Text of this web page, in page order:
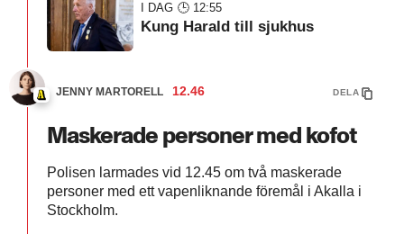
I DAG 🕒 12:55
Kung Harald till sjukhus
JENNY MARTORELL 12.46 DELA
Maskerade personer med kofot
Polisen larmades vid 12.45 om två maskerade
personer med ett vapenliknande föremål i Akalla i
Stockholm.